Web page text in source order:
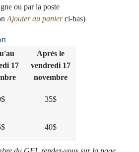
ou par la poste
Ajouter au panierci-bas)
17
Après le
vendredi 17
novembre
35$
40$